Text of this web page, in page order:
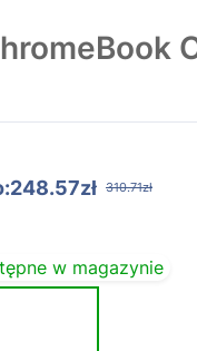
310.71zł
w magazynie